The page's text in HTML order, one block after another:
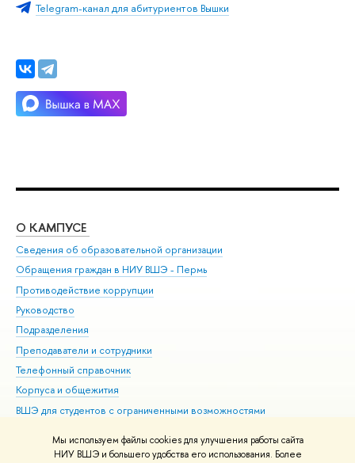
Мы используем файлы cookies для улучшения работы сайта
НИУ ВШЭ и большего удобства его использования. Более
Telegram-канал для абитуриентов Вышки
О КАМПУСЕ
Сведения об образовательной организации
Обращения граждан в НИУ ВШЭ - Пермь
Противодействие коррупции
Руководство
Подразделения
Преподаватели и сотрудники
Телефонный справочник
Корпуса и общежития
ВШЭ для студентов с ограниченными возможностями
Единая платежная страница